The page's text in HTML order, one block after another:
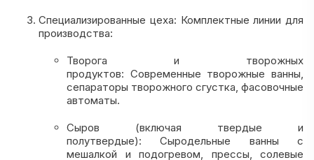
Специализированные цеха: Комплектные линии для
производства:
Творога и творожных
продуктов: Современные творожные ванны,
сепараторы творожного сгустка, фасовочные
автоматы.
Сыров (включая твердые и
полутвердые): Сыродельные ванны с
мешалкой и подогревом, прессы, солевые